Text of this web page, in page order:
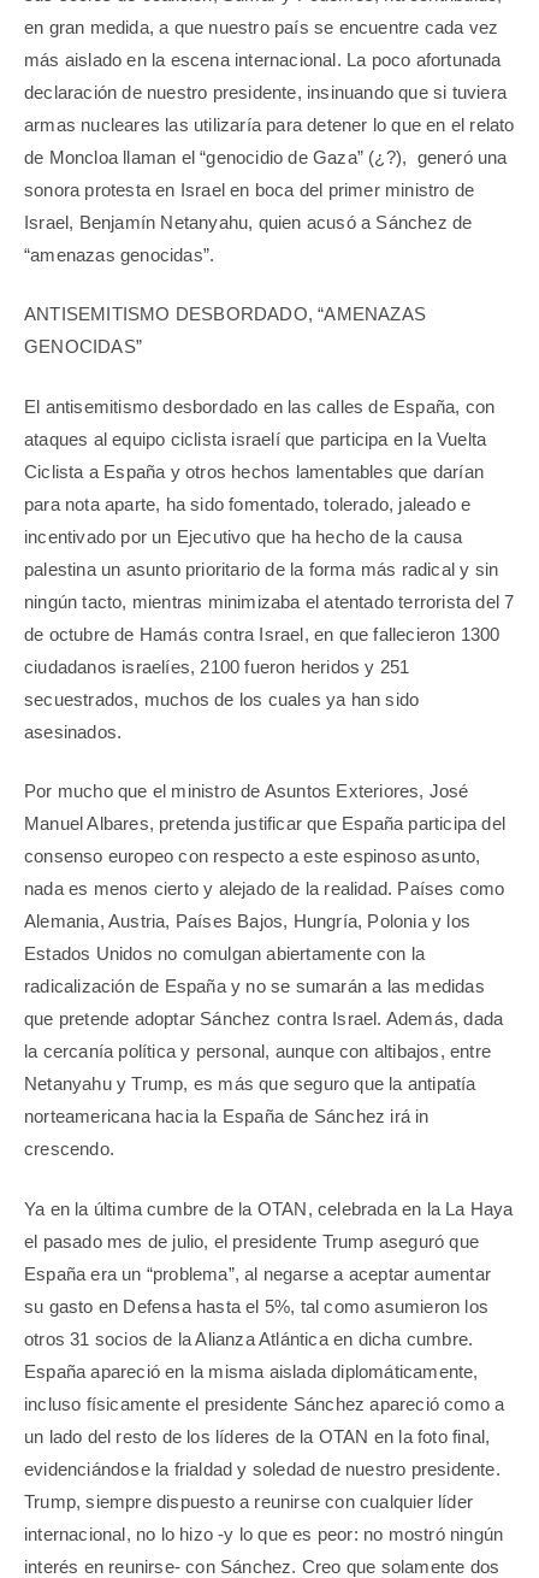
en gran medida, a que nuestro país se encuentre cada vez
más aislado en la escena internacional. La poco afortunada
declaración de nuestro presidente, insinuando que si tuviera
armas nucleares las utilizaría para detener lo que en el relato
de Moncloa llaman el “genocidio de Gaza” (¿?), generó una
sonora protesta en Israel en boca del primer ministro de
Israel, Benjamín Netanyahu, quien acusó a Sánchez de
“amenazas genocidas”.
ANTISEMITISMO DESBORDADO, “AMENAZAS
GENOCIDAS”
El antisemitismo desbordado en las calles de España, con
ataques al equipo ciclista israelí que participa en la Vuelta
Ciclista a España y otros hechos lamentables que darían
para nota aparte, ha sido fomentado, tolerado, jaleado e
incentivado por un Ejecutivo que ha hecho de la causa
palestina un asunto prioritario de la forma más radical y sin
ningún tacto, mientras minimizaba el atentado terrorista del 7
de octubre de Hamás contra Israel, en que fallecieron 1300
ciudadanos israelíes, 2100 fueron heridos y 251
secuestrados, muchos de los cuales ya han sido
asesinados.
Por mucho que el ministro de Asuntos Exteriores, José
Manuel Albares, pretenda justificar que España participa del
consenso europeo con respecto a este espinoso asunto,
nada es menos cierto y alejado de la realidad. Países como
Alemania, Austria, Países Bajos, Hungría, Polonia y los
Estados Unidos no comulgan abiertamente con la
radicalización de España y no se sumarán a las medidas
que pretende adoptar Sánchez contra Israel. Además, dada
la cercanía política y personal, aunque con altibajos, entre
Netanyahu y Trump, es más que seguro que la antipatía
norteamericana hacia la España de Sánchez irá in
crescendo.
Ya en la última cumbre de la OTAN, celebrada en la La Haya
el pasado mes de julio, el presidente Trump aseguró que
España era un “problema”, al negarse a aceptar aumentar
su gasto en Defensa hasta el 5%, tal como asumieron los
otros 31 socios de la Alianza Atlántica en dicha cumbre.
España apareció en la misma aislada diplomáticamente,
incluso físicamente el presidente Sánchez apareció como a
un lado del resto de los líderes de la OTAN en la foto final,
evidenciándose la frialdad y soledad de nuestro presidente.
Trump, siempre dispuesto a reunirse con cualquier líder
internacional, no lo hizo -y lo que es peor: no mostró ningún
interés en reunirse- con Sánchez. Creo que solamente dos